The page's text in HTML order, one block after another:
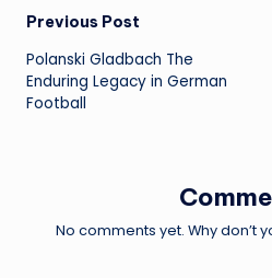
Post
navigation
Previous Post
Polanski Gladbach The
Enduring Legacy in German
Football
No comments yet. Why don’t